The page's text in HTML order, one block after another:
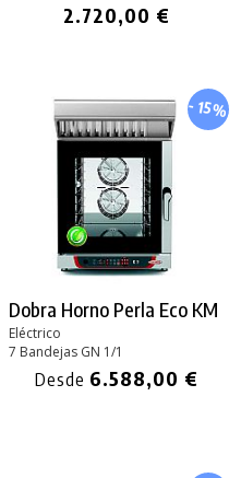
2.720,00 €
- 15%
Dobra Horno Perla Eco KM
Eléctrico
7 Bandejas GN 1/1
Desde 6.588,00 €